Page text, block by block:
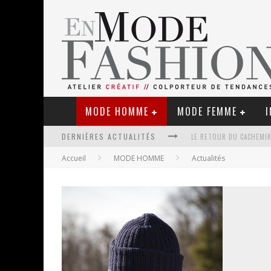
MODE HOMME MODE FEMME
DERNIÈRES ACTUALITÉS
LE RETOUR DU
Accueil MODE HOMME Actualités